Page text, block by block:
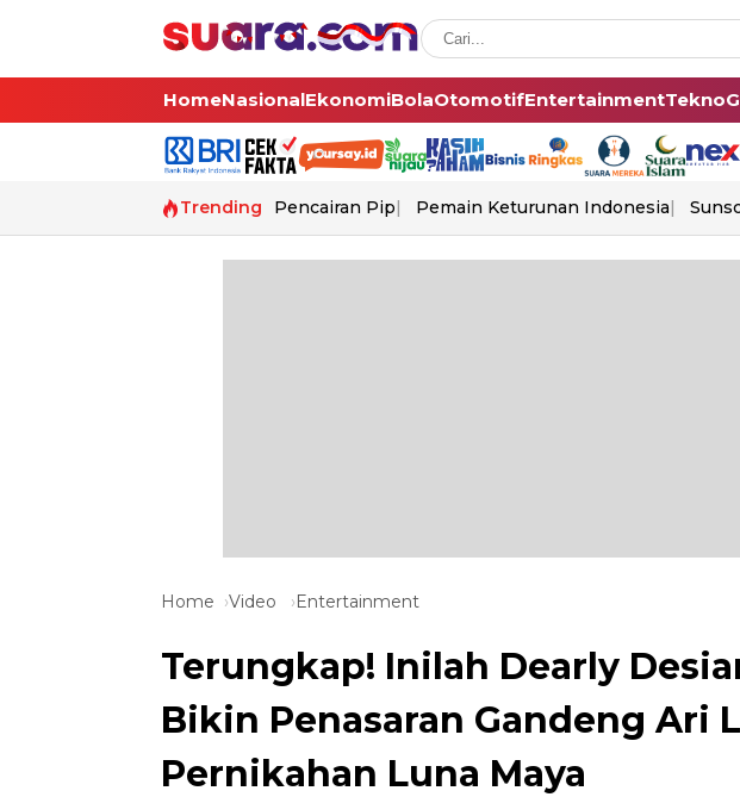
HomeNasionalEkonomiBolaOtomotifEntertainmentTekno
Trending Pencairan Pip Pemain Keturunan Indonesia
Home Video Entertainment
Terungkap! Inilah Dearly
Bikin Penasaran Gandeng Ari
Pernikahan Luna Maya